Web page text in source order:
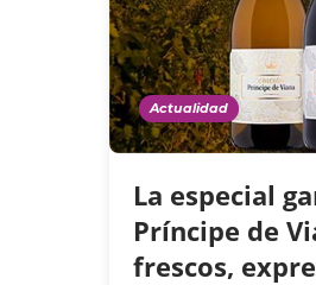
Actualidad
La especial
Príncipe de
frescos,